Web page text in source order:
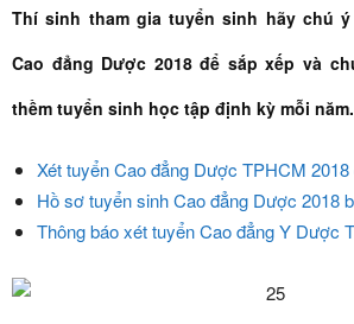
Thí sinh tham gia tuyển sinh hãy chú
Cao đẳng Dược 2018 để sắp xếp và
thềm tuyển sinh học tập định kỳ mỗi năm.
Xét tuyển Cao đẳng Dược TPHCM
Hồ sơ tuyển sinh Cao đẳng Dược 2018
Thông báo xét tuyển Cao đẳng Y Dược